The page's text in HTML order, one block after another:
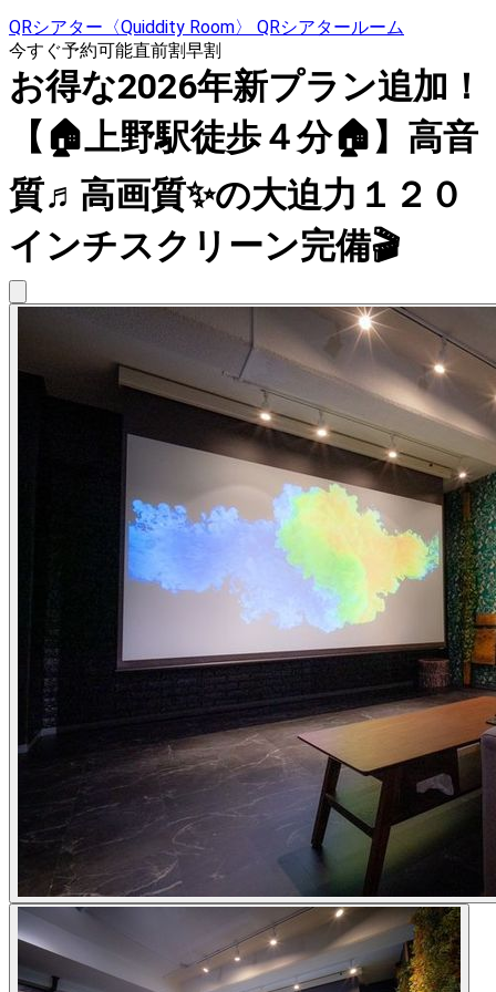
QRシアター〈Quiddity Room〉 QRシアタールーム
今すぐ予約可能直前割早割
お得な2026年新プラン追加！
【🏠上野駅徒歩４分🏠】高音
質♬高画質✨の大迫力１２０
インチスクリーン完備🎬